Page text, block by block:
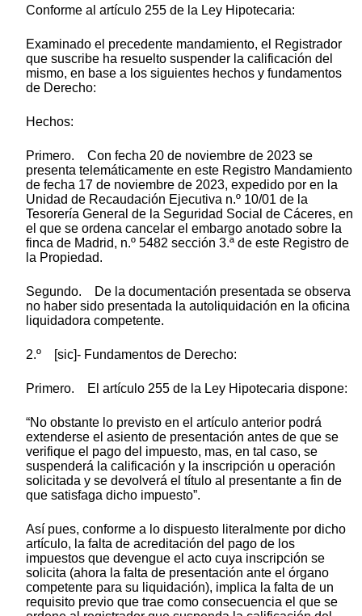
Conforme al artículo 255 de la Ley Hipotecaria:
Examinado el precedente mandamiento, el Registrador
que suscribe ha resuelto suspender la calificación del
mismo, en base a los siguientes hechos y fundamentos
de Derecho:
Hechos:
Primero. Con fecha 20 de noviembre de 2023 se
presenta telemáticamente en este Registro Mandamiento
de fecha 17 de noviembre de 2023, expedido por en la
Unidad de Recaudación Ejecutiva n.º 10/01 de la
Tesorería General de la Seguridad Social de Cáceres, en
el que se ordena cancelar el embargo anotado sobre la
finca de Madrid, n.º 5482 sección 3.ª de este Registro de
la Propiedad.
Segundo. De la documentación presentada se observa
no haber sido presentada la autoliquidación en la oficina
liquidadora competente.
2.º [sic]- Fundamentos de Derecho:
Primero. El artículo 255 de la Ley Hipotecaria dispone:
“No obstante lo previsto en el artículo anterior podrá
extenderse el asiento de presentación antes de que se
verifique el pago del impuesto, mas, en tal caso, se
suspenderá la calificación y la inscripción u operación
solicitada y se devolverá el título al presentante a fin de
que satisfaga dicho impuesto”.
Así pues, conforme a lo dispuesto literalmente por dicho
artículo, la falta de acreditación del pago de los
impuestos que devengue el acto cuya inscripción se
solicita (ahora la falta de presentación ante el órgano
competente para su liquidación), implica la falta de un
requisito previo que trae como consecuencia el que se